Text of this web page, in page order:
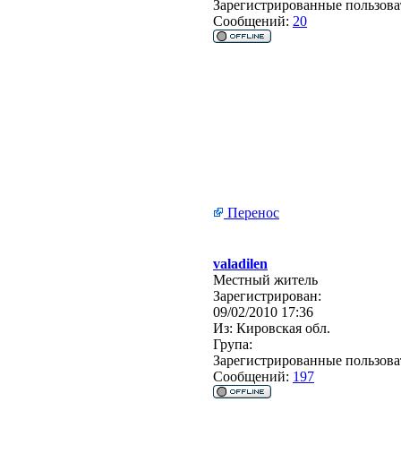
Зарегистрированные
Сообщений: 20
Перенос
valadilen
Местный житель
Зарегистрирован:
09/02/2010 17:36
Из: Кировская обл.
Група:
Зарегистрированные
Сообщений: 197